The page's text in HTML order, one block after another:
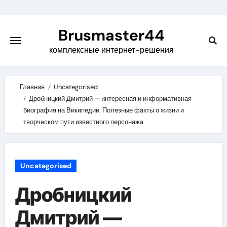
content
Brusmaster44
комплексные интернет-решения
Главная
Uncategorised
Дробницкий Дмитрий — интересная и информативная
биография на Википедии. Полезные факты о жизни и
творческом пути известного персонажа
Uncategorised
Дробницкий
Дмитрий —